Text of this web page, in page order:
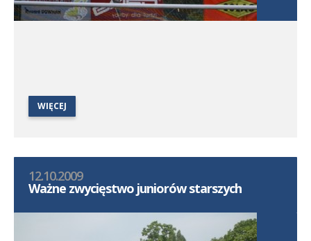
WIĘCEJ
12.10.2009
Ważne zwycięstwo juniorów starszych